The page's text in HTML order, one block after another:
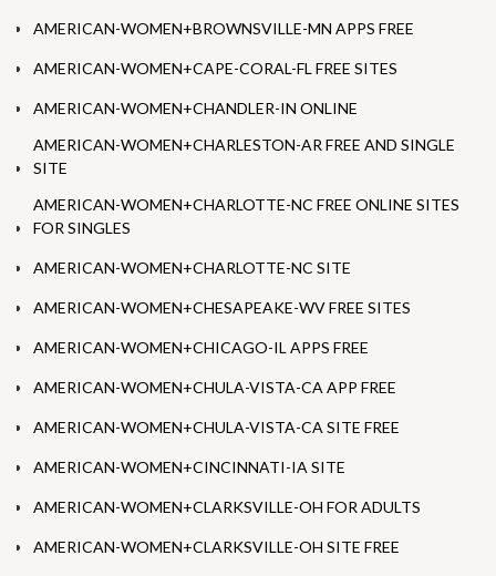
AMERICAN-WOMEN+BROWNSVILLE-MN APPS FREE
AMERICAN-WOMEN+CAPE-CORAL-FL FREE SITES
AMERICAN-WOMEN+CHANDLER-IN ONLINE
AMERICAN-WOMEN+CHARLESTON-AR FREE AND SINGLE
SITE
AMERICAN-WOMEN+CHARLOTTE-NC FREE ONLINE SITES
FOR SINGLES
AMERICAN-WOMEN+CHARLOTTE-NC SITE
AMERICAN-WOMEN+CHESAPEAKE-WV FREE SITES
AMERICAN-WOMEN+CHICAGO-IL APPS FREE
AMERICAN-WOMEN+CHULA-VISTA-CA APP FREE
AMERICAN-WOMEN+CHULA-VISTA-CA SITE FREE
AMERICAN-WOMEN+CINCINNATI-IA SITE
AMERICAN-WOMEN+CLARKSVILLE-OH FOR ADULTS
AMERICAN-WOMEN+CLARKSVILLE-OH SITE FREE